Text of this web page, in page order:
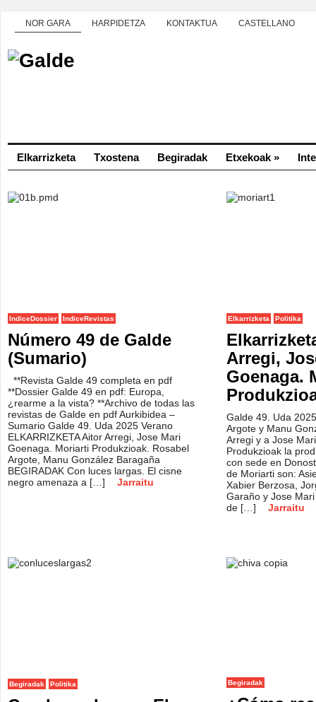
NOR GARA HARPIDETZA KONTAKTUA CASTELLANO
Elkarrizketa Txostena Begiradak Etxekoak »
IndiceDossier IndiceRevistas
Número 49 de Galde
(Sumario)
**Revista Galde 49 completa en pdf
**Dossier Galde 49 en pdf: Europa,
¿rearme a la vista? **Archivo de todas las
revistas de Galde en pdf Aurkibidea –
Sumario Galde 49. Uda 2025 Verano
ELKARRIZKETA Aitor Arregi, Jose Mari
Goenaga. Moriarti Produkzioak. Rosabel
Argote, Manu González Baragaña
BEGIRADAK Con luces largas. El cisne
negro amenaza a […]
Jarraitu
Elkarrizketa Politika
Arregi,
Goenaga.
Galde 49. Uda
Argote y Manu
Arregi y a Jose
Produkzioak la
con sede en
de Moriarti son:
Xabier Berzosa,
Garaño y Jose
de […]
Jarraitu
Begiradak Politika Begiradak